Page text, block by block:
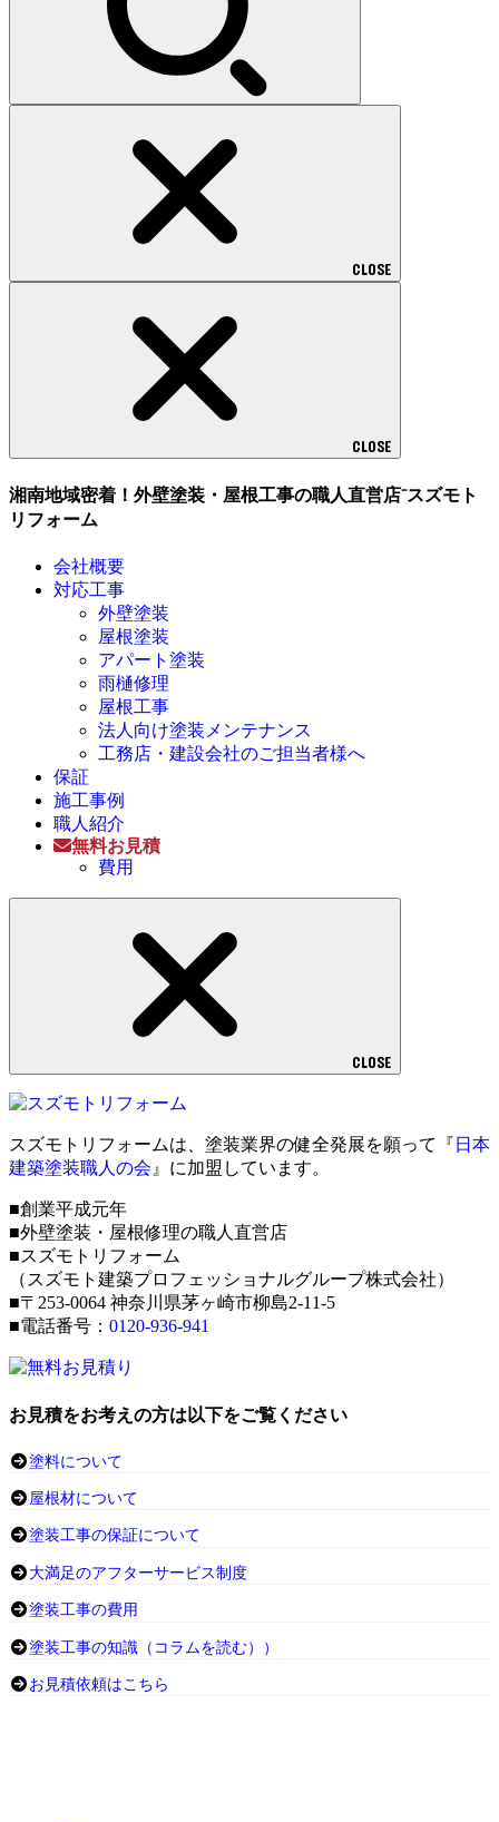
CLOSE
CLOSE
湘南地域密着！外壁塗装・屋根工事の職人直営店⁻スズモト
リフォーム
会社概要
対応工事
外壁塗装
屋根塗装
アパート塗装
雨樋修理
屋根工事
法人向け塗装メンテナンス
工務店・建設会社のご担当者様へ
保証
施工事例
職人紹介
無料お見積
費用
CLOSE
スズモトリフォームは、塗装業界の健全発展を願って『 日本
建築塗装職人の会 』に加盟しています。
■創業平成元年
■外壁塗装・屋根修理の職人直営店
■スズモトリフォーム
（スズモト建築プロフェッショナルグループ株式会社）
■〒253-0064 神奈川県茅ヶ崎市柳島2-11-5
■電話番号： 0120-936-941
お見積をお考えの方は以下をご覧ください
塗料について
屋根材について
塗装工事の保証について
大満足のアフターサービス制度
塗装工事の費用
塗装工事の知識（コラムを読む））
お見積依頼はこちら